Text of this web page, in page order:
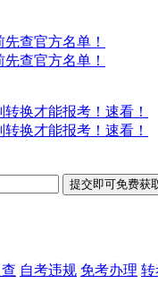
查官方名单！
查官方名单！
换才能报考！速看！
换才能报考！速看！
自考违规 免考办理 转